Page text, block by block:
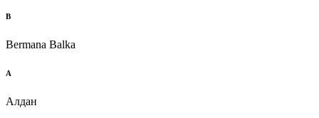
B
Bermana Balka
А
Алдан